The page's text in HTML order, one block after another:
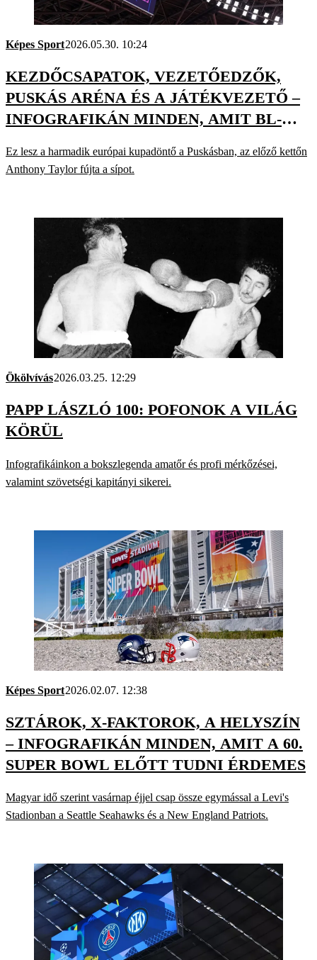
Képes Sport2026.05.30. 10:24
KEZDŐCSAPATOK, VEZETŐEDZŐK,
PUSKÁS ARÉNA ÉS A JÁTÉKVEZETŐ –
INFOGRAFIKÁN MINDEN, AMIT BL-
Ez lesz a harmadik európai kupadöntő a Puskásban, az előző kettőn
Anthony Taylor fújta a sípot.
Ökölvívás2026.03.25. 12:29
PAPP LÁSZLÓ 100: POFONOK A VILÁG
KÖRÜL
Infografikáinkon a bokszlegenda amatőr és profi mérkőzései,
valamint szövetségi kapitányi sikerei.
Képes Sport2026.02.07. 12:38
SZTÁROK, X-FAKTOROK, A HELYSZÍN
– INFOGRAFIKÁN MINDEN, AMIT A 60.
SUPER BOWL ELŐTT TUDNI ÉRDEMES
Magyar idő szerint vasárnap éjjel csap össze egymással a Levi's
Stadionban a Seattle Seahawks és a New England Patriots.